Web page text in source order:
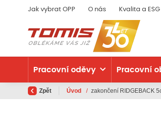
Jak vybrat OPP O nás Kvalita a ESG
Pracovní oděvy Pracovní
Zpět Úvod / zakončení RIDGEBACK